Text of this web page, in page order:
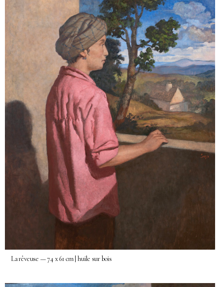
La rêveuse — 74 x 61 cm | huile sur bois